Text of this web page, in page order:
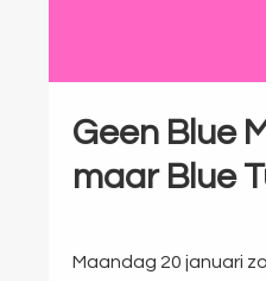
Geen Blue
maar Blue
Maandag 20 januari